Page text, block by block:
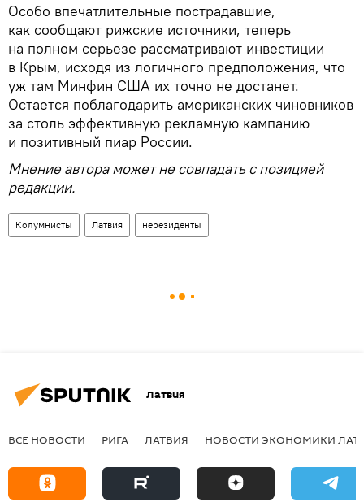
Особо впечатлительные пострадавшие,
как сообщают рижские источники, теперь
на полном серьезе рассматривают инвестиции
в Крым, исходя из логичного предположения, что
уж там Минфин США их точно не достанет.
Остается поблагодарить американских чиновников
за столь эффективную рекламную кампанию
и позитивный пиар России.
Мнение автора может не совпадать с позицией
редакции.
Колумнисты Латвия нерезиденты
Латвия
ВСЕ НОВОСТИ РИГА ЛАТВИЯ НОВОСТИ ЭКОНОМИКИ